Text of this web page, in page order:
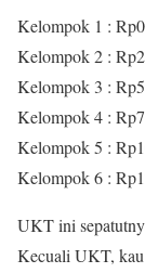
Kelompok 1 :
Kelompok 2 :
Kelompok 3 :
Kelompok 4 :
Kelompok 5 :
Kelompok 6 :
UKT ini
Kecuali UKT,